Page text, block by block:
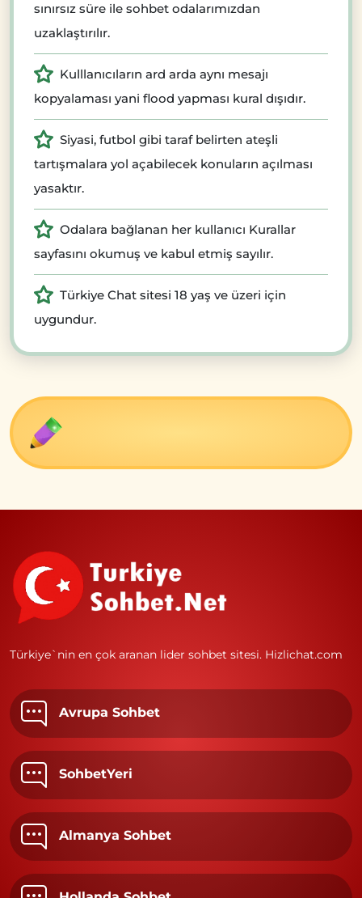
sınırsız süre ile sohbet odalarımızdan
uzaklaştırılır.
Kulllanıcıların ard arda aynı mesajı
kopyalaması yani flood yapması kural dışıdır.
Siyasi, futbol gibi taraf belirten ateşli
tartışmalara yol açabilecek konuların açılması
yasaktır.
Odalara bağlanan her kullanıcı Kurallar
sayfasını okumuş ve kabul etmiş sayılır.
Türkiye Chat sitesi 18 yaş ve üzeri için
uygundur.
Türkiye`nin en çok aranan lider sohbet sitesi. Hizlichat.com
Avrupa Sohbet
SohbetYeri
Almanya Sohbet